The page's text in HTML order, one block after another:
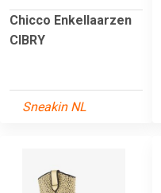
Chicco Enkellaarzen
CIBRY
Sneakin NL